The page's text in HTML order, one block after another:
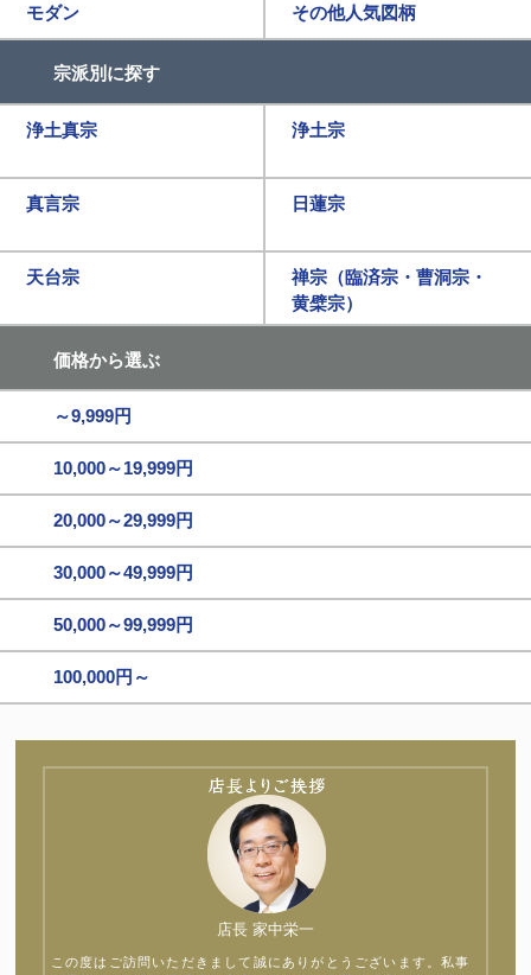
モダン その他人気図柄
宗派別に探す
浄土真宗 浄土宗
真言宗 日蓮宗
天台宗
禅宗（臨済宗・曹洞宗・
黄檗宗）
価格から選ぶ
～9,999円
10,000～19,999円
20,000～29,999円
30,000～49,999円
50,000～99,999円
100,000円～
店長 家中栄一
この度はご訪問いただきまして誠にありがとうございます。私事